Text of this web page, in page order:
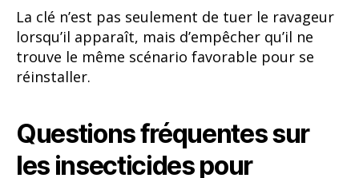
La clé n’est pas seulement de tuer le ravageur
lorsqu’il apparaît, mais d’empêcher qu’il ne
trouve le même scénario favorable pour se
réinstaller.
Questions fréquentes sur
les insecticides pour